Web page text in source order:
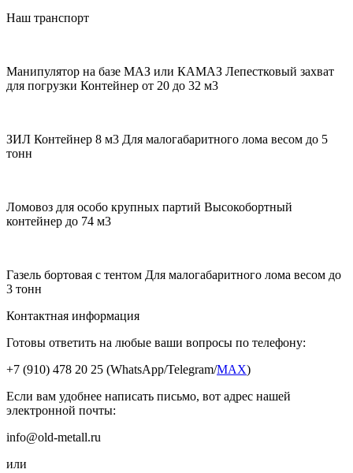
Наш транспорт
Манипулятор на базе МАЗ или КАМАЗ Лепестковый захват
для погрузки Контейнер от 20 до 32 м3
ЗИЛ Контейнер 8 м3 Для малогабаритного лома весом до 5
тонн
Ломовоз для особо крупных партий Высокобортный
контейнер до 74 м3
Газель бортовая с тентом Для малогабаритного лома весом до
3 тонн
Контактная информация
Готовы ответить на любые ваши вопросы по телефону:
+7 (910) 478 20 25 (WhatsApp/Telegram/MAX)
Если вам удобнее написать письмо, вот адрес нашей
электронной почты:
info@old-metall.ru
или